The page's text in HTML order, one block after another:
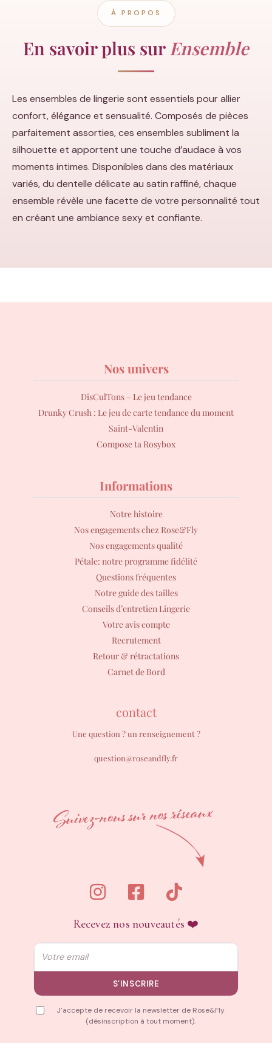
À PROPOS
En savoir plus sur Ensemble
Les ensembles de lingerie sont essentiels pour allier
confort, élégance et sensualité. Composés de pièces
parfaitement assorties, ces ensembles subliment la
silhouette et apportent une touche d’audace à vos
moments intimes. Disponibles dans des matériaux
variés, du dentelle délicate au satin raffiné, chaque
ensemble révèle une facette de votre personnalité tout
en créant une ambiance sexy et confiante.
Nos univers
DisCulTons – Le jeu tendance
Drunky Crush : Le jeu de carte tendance du moment
Saint-Valentin
Compose ta Rosybox
Informations
Notre histoire
Nos engagements chez Rose&Fly
Nos engagements qualité
Pétale: notre programme fidélité
Questions fréquentes
Notre guide des tailles
Conseils d’entretien Lingerie
Votre avis compte
Recrutement
Retour & rétractations
Carnet de Bord
contact
Une question ? un renseignement ?
question@roseandfly.fr
Recevez nos nouveautés ❤️
Email
S’INSCRIRE
J’accepte de recevoir la newsletter de Rose&Fly
(désinscription à tout moment).